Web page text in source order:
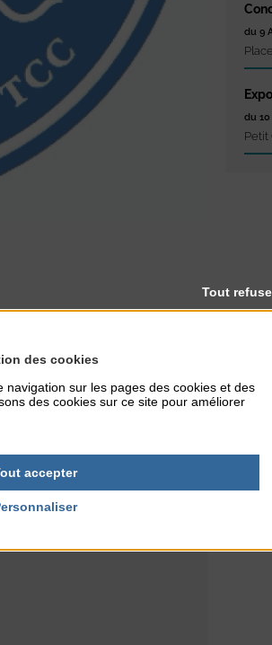
publics
du 9
du
Petit
des cookies
sur les pages des cookies et des
des cookies sur ce site pour améliorer
accepter
Tout